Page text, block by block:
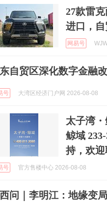
27款雷
进口，
网易号
自贸区深化数字金融
号 大湾区经济门户网 2026-08-08
太子湾
鲸域
持，欢
号 官方售楼中心 2026-08-08
问｜李明江：地缘变